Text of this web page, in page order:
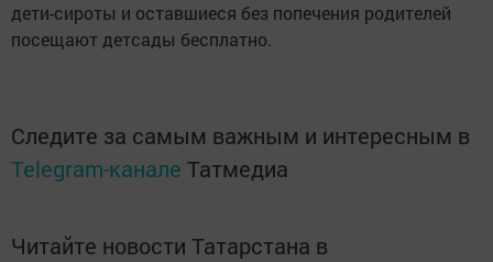
дети-сироты и оставшиеся без попечения родителей
посещают детсады бесплатно.
Следите за самым важным и интересным в
Telegram-канале Татмедиа
Читайте новости Татарстана в